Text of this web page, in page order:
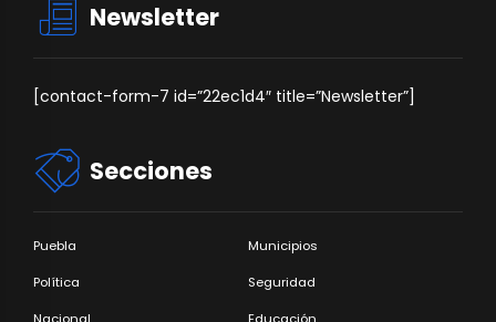
Newsletter
[contact-form-7 id=”22ec1d4″ title=”Newsletter”]
Secciones
Puebla Municipios
Política Seguridad